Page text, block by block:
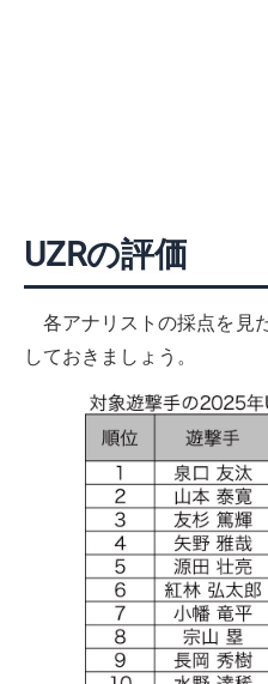
UZRの評価
各アナリストの採点を見
しておきましょう。